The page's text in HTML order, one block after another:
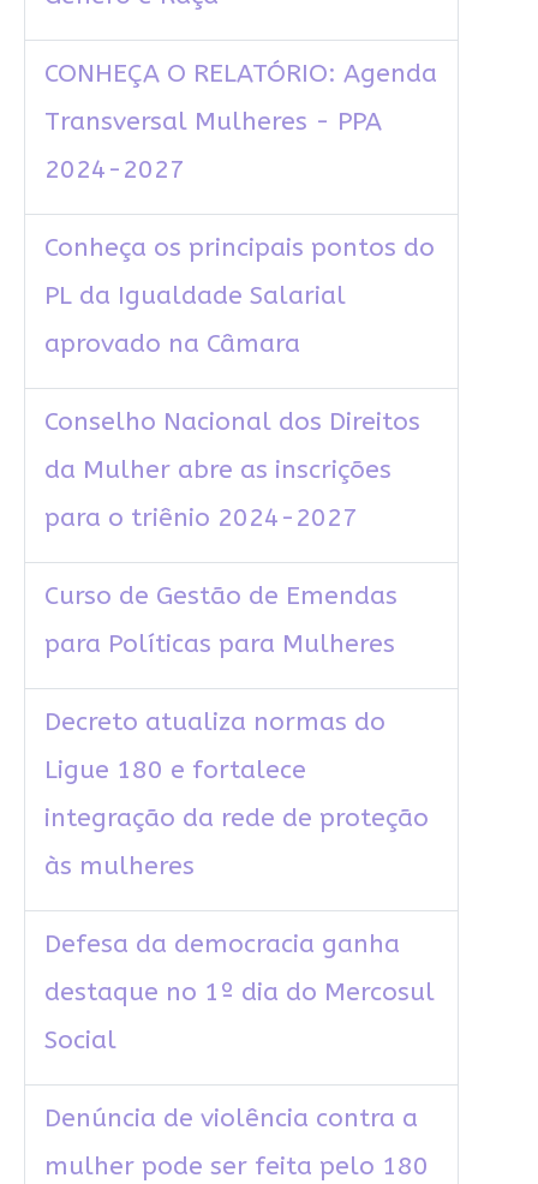
CONHEÇA O RELATÓRIO: Agenda
Transversal Mulheres - PPA
2024-2027
Conheça os principais pontos do
PL da Igualdade Salarial
aprovado na Câmara
Conselho Nacional dos Direitos
da Mulher abre as inscrições
para o triênio 2024-2027
Curso de Gestão de Emendas
para Políticas para Mulheres
Decreto atualiza normas do
Ligue 180 e fortalece
integração da rede de proteção
às mulheres
Defesa da democracia ganha
destaque no 1º dia do Mercosul
Social
Denúncia de violência contra a
mulher pode ser feita pelo 180